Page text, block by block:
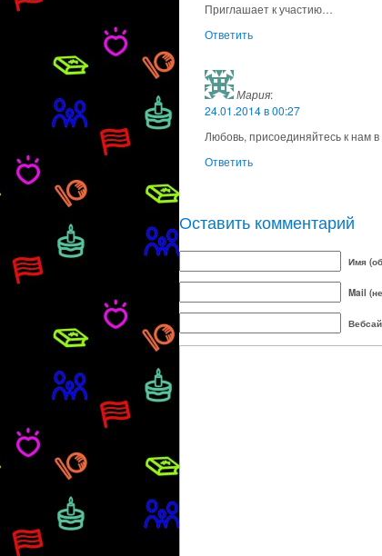
Приглашает к участию…
Ответить
Мария:
24.01.2014 в 00:27
Любовь, присоединяйтесь к нам
Ответить
Оставить комментарий
Имя
Mail